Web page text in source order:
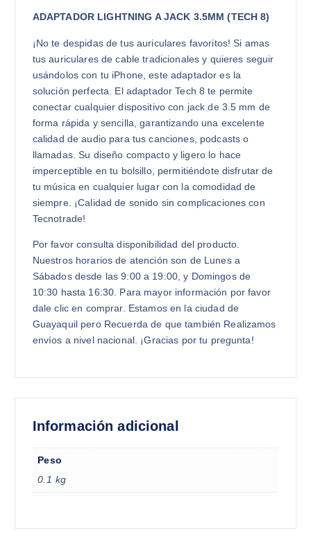
ADAPTADOR LIGHTNING A JACK 3.5MM (TECH 8)
¡No te despidas de tus auriculares favoritos! Si amas
tus auriculares de cable tradicionales y quieres seguir
usándolos con tu iPhone, este adaptador es la
solución perfecta. El adaptador Tech 8 te permite
conectar cualquier dispositivo con jack de 3.5 mm de
forma rápida y sencilla, garantizando una excelente
calidad de audio para tus canciones, podcasts o
llamadas. Su diseño compacto y ligero lo hace
imperceptible en tu bolsillo, permitiéndote disfrutar de
tu música en cualquier lugar con la comodidad de
siempre. ¡Calidad de sonido sin complicaciones con
Tecnotrade!
Por favor consulta disponibilidad del producto.
Nuestros horarios de atención son de Lunes a
Sábados desde las 9:00 a 19:00, y Domingos de
10:30 hasta 16:30. Para mayor información por favor
dale clic en comprar. Estamos en la ciudad de
Guayaquil pero Recuerda de que también Realizamos
envíos a nivel nacional. ¡Gracias por tu pregunta!
Información adicional
Peso
0.1 kg